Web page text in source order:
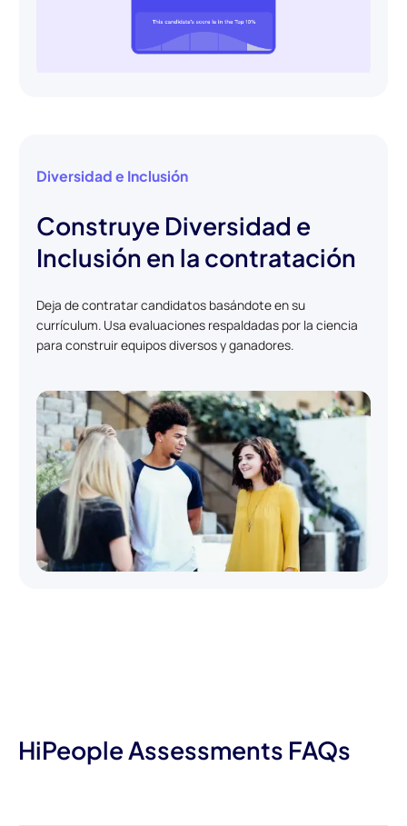
Diversidad e Inclusión
Construye Diversidad e
Inclusión en la contratación
Deja de contratar candidatos basándote en su
currículum. Usa evaluaciones respaldadas por la ciencia
para construir equipos diversos y ganadores.
HiPeople Assessments FAQs